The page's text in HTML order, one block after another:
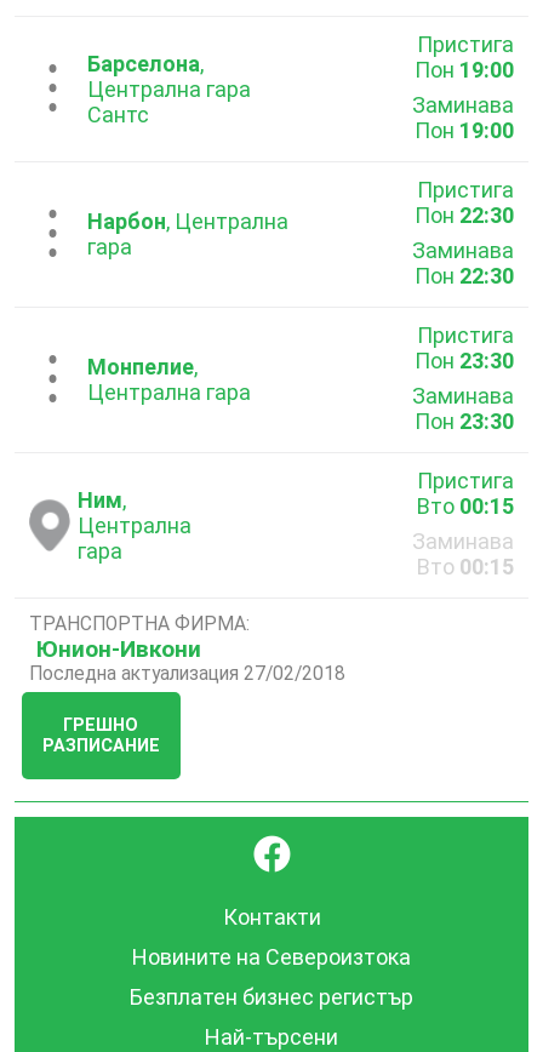
...Барселона,
Централна гара
Сантс
Пристига
Пон 19:00
Заминава
Пон 19:00
...Нарбон, Централна
гара
Пристига
Пон 22:30
Заминава
Пон 22:30
...Монпелие,
Централна гара
Пристига
Пон 23:30
Заминава
Пон 23:30
Ним,
Централна
гара
Пристига
Вто 00:15
Заминава
Вто 00:15
ТРАНСПОРТНА ФИРМА:
Юнион-Ивкони
Последна актуализация 27/02/2018
ГРЕШНО
РАЗПИСАНИЕ
}
Контакти
Новините на Североизтока
Безплатен бизнес регистър
Най-търсени